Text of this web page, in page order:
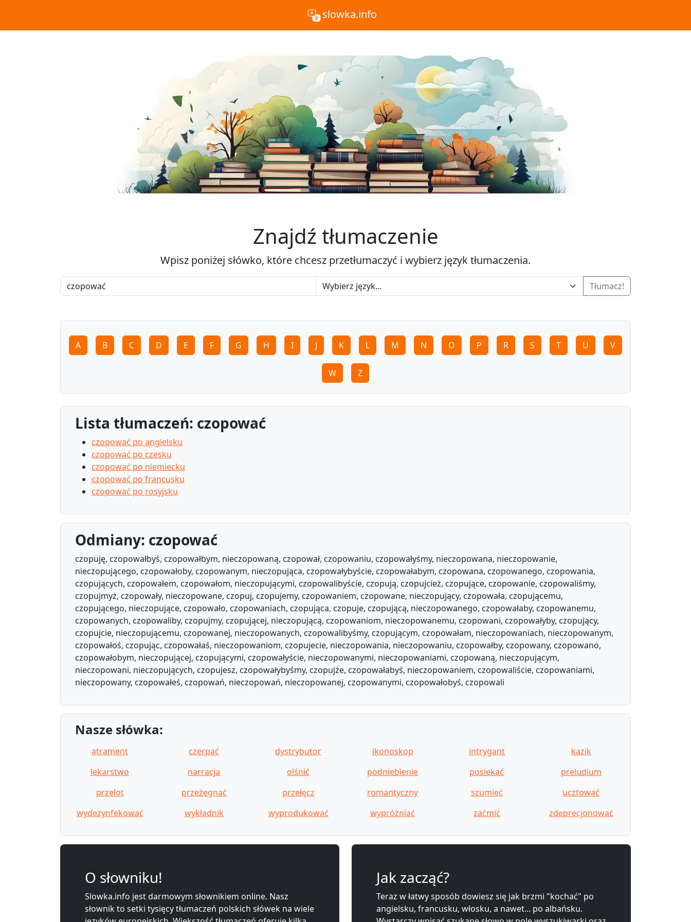
slowka.info
Znajdź tłumaczenie
Wpisz poniżej słówko, które chcesz przetłumaczyć i wybierz język tłumaczenia.
Tłumacz!
A B C D E F G H I J K L M N O P R S T U V
W Z
Lista tłumaczeń: czopować
czopować po angielsku
czopować po czesku
czopować po niemiecku
czopować po francusku
czopować po rosyjsku
Odmiany: czopować
czopuję, czopowałbyś, czopowałbym, nieczopowaną, czopował, czopowaniu, czopowałyśmy, nieczopowana, nieczopowanie,
nieczopującego, czopowałoby, czopowanym, nieczopująca, czopowałybyście, czopowałabym, czopowana, czopowanego, czopowania,
czopujących, czopowałem, czopowałom, nieczopującymi, czopowalibyście, czopują, czopujcież, czopujące, czopowanie, czopowaliśmy,
czopujmyż, czopowały, nieczopowane, czopuj, czopujemy, czopowaniem, czopowane, nieczopujący, czopowała, czopującemu,
czopującego, nieczopujące, czopowało, czopowaniach, czopująca, czopuje, czopującą, nieczopowanego, czopowałaby, czopowanemu,
czopowanych, czopowaliby, czopujmy, czopującej, nieczopującą, czopowaniom, nieczopowanemu, czopowani, czopowałyby, czopujący,
czopujcie, nieczopującemu, czopowanej, nieczopowanych, czopowalibyśmy, czopującym, czopowałam, nieczopowaniach, nieczopowanym,
czopowałoś, czopując, czopowałaś, nieczopowaniom, czopujecie, nieczopowania, nieczopowaniu, czopowałby, czopowany, czopowano,
czopowałobym, nieczopującej, czopującymi, czopowałyście, nieczopowanymi, nieczopowaniami, czopowaną, nieczopującym,
nieczopowani, nieczopujących, czopujesz, czopowałybyśmy, czopujże, czopowałabyś, nieczopowaniem, czopowaliście, czopowaniami,
nieczopowany, czopowałeś, czopowań, nieczopowań, nieczopowanej, czopowanymi, czopowałobyś, czopowali
Nasze słówka:
atrament czerpać dystrybutor ikonoskop intrygant
kazik
lekarstwo
narracja olśnić podniebienie posiekać
preludium
przelot
przeżegnać przełęcz romantyczny szumieć
ucztować
wydezynfekować
wykładnik wyprodukować wypróżniać zaćmić zdeprecjonować
O słowniku!
Slowka.info jest darmowym słownikiem online. Nasz
słownik to setki tysięcy tłumaczeń polskich słówek na wiele
Jak zacząć?
Teraz w łatwy sposób dowiesz się jak brzmi "kochać" po
angielsku, francusku, włosku, a nawet... po albańsku.